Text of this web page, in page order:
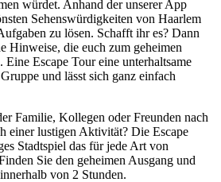
würdet. Anhand der unserer App
Sehenswürdigkeiten von Haarlem
zu lösen. Schafft ihr es? Dann
Hinweise, die euch zum geheimen
Escape Tour eine unterhaltsame
und lässt sich ganz einfach
Familie, Kollegen oder Freunden nach
einer lustigen Aktivität? Die Escape
Stadtspiel das für jede Art von
Sie den geheimen Ausgang und
von 2 Stunden.